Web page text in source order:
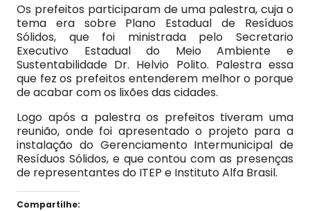
Os prefeitos participaram de uma palestra, cuja o
tema era sobre Plano Estadual de Resíduos
Sólidos, que foi ministrada pelo Secretario
Executivo Estadual do Meio Ambiente e
Sustentabilidade Dr. Helvio Polito. Palestra essa
que fez os prefeitos entenderem melhor o porque
de acabar com os lixões das cidades.
Logo após a palestra os prefeitos tiveram uma
reunião, onde foi apresentado o projeto para a
instalação do Gerenciamento Intermunicipal de
Resíduos Sólidos, e que contou com as presenças
de representantes do ITEP e Instituto Alfa Brasil.
Compartilhe: